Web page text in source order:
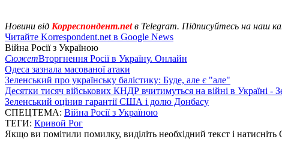
Новини від Корреспондент.netв Telegram. Підписуйтесь на наш
Читайте Korrespondent.net в Google News
Війна Росії з Україною
СюжетВторгнення Росії в Україну. Онлайн
Одеса зазнала масованої атаки
Зеленський про українську балістику: Буде, але є "але"
Десятки тисяч військових КНДР вчитимуться на війні в Україні -
Зеленський оцінив гарантії США і долю Донбасу
СПЕЦТЕМА: Війна Росії з Україною
ТЕГИ: Кривой Рог
Якщо ви помітили помилку, виділіть необхідний текст і